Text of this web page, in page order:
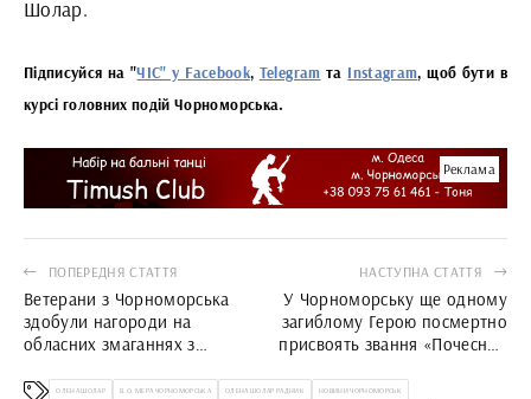
Шолар.
Підписуйся на "ЧІС" у Facebook, Telegram та Instagram, щоб бути в
курсі головних подій Чорноморська.
Реклама
ПОПЕРЕДНЯ СТАТТЯ
Ветерани з Чорноморська
здобули нагороди на
обласних змаганнях з
НАСТУПНА СТАТТЯ
У Чорноморську ще одному
загиблому Герою посмертно
присвоять звання «Почесний
територіальної громади»
ОЛЕНА ШОЛАР В. О. МЕРА ЧОРНОМОРСЬКА ОЛЕНА ШОЛАР РАДНИК НОВИНИ ЧОРНОМОРСЬК